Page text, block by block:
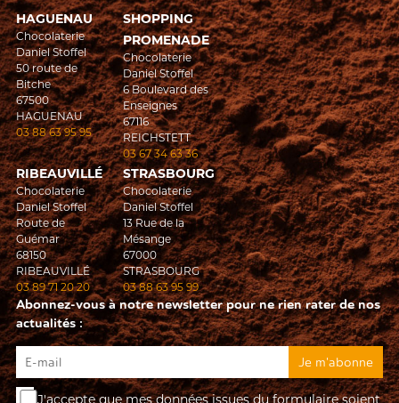
HAGUENAU
Chocolaterie
Daniel Stoffel
50 route de
Bitche
67500
HAGUENAU
03 88 63 95 95
SHOPPING
PROMENADE
Chocolaterie
Daniel Stoffel
6 Boulevard des
Enseignes
67116
REICHSTETT
03 67 34 63 36
RIBEAUVILLÉ
Chocolaterie
Daniel Stoffel
Route de
Guémar
68150
RIBEAUVILLÉ
03 89 71 20 20
STRASBOURG
Chocolaterie
Daniel Stoffel
13 Rue de la
Mésange
67000
STRASBOURG
03 88 63 95 99
Abonnez-vous à notre newsletter pour ne rien rater de nos
actualités :
J'accepte que mes données issues du formulaire soient